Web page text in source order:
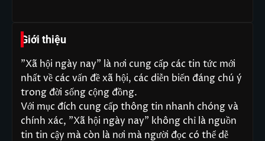
Giới thiệu
"Xã hội ngày nay" là nơi cung cấp các tin tức mới
nhất về các vấn đề xã hội, các diễn biến đáng chú ý
trong đời sống cộng đồng.
Với mục đích cung cấp thông tin nhanh chóng và
chính xác, "Xã hội ngày nay" không chỉ là nguồn
tin tin cậy mà còn là nơi mà người đọc có thể dễ